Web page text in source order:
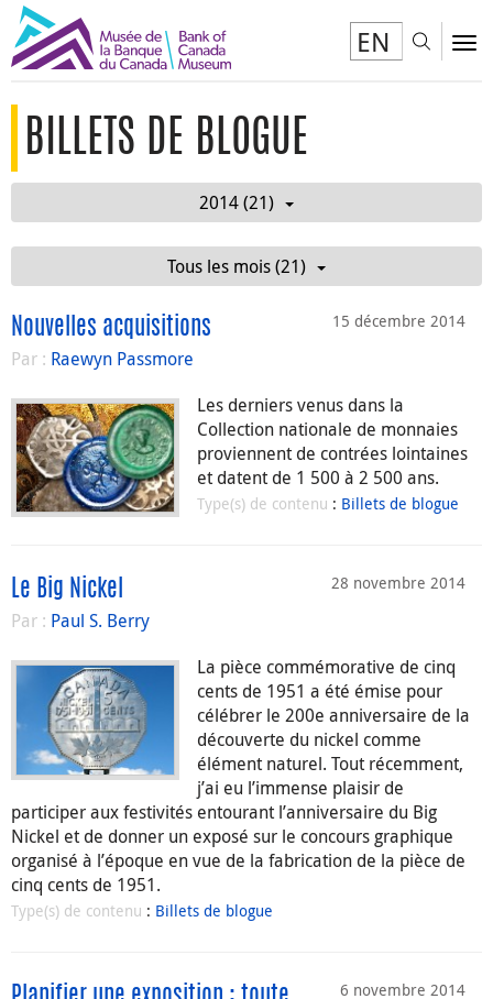
EN
BILLETS DE BLOGUE
2014 (21)
Tous les mois (21)
15 décembre 2014
Nouvelles acquisitions
Par : Raewyn Passmore
Les derniers venus dans la
Collection nationale de monnaies
proviennent de contrées lointaines
et datent de 1 500 à 2 500 ans.
Type(s) de contenu : Billets de blogue
28 novembre 2014
Le Big Nickel
Par : Paul S. Berry
La pièce commémorative de cinq
cents de 1951 a été émise pour
célébrer le 200e anniversaire de la
découverte du nickel comme
élément naturel. Tout récemment,
j’ai eu l’immense plaisir de
participer aux festivités entourant l’anniversaire du Big
Nickel et de donner un exposé sur le concours graphique
organisé à l’époque en vue de la fabrication de la pièce de
cinq cents de 1951.
Type(s) de contenu : Billets de blogue
6 novembre 2014